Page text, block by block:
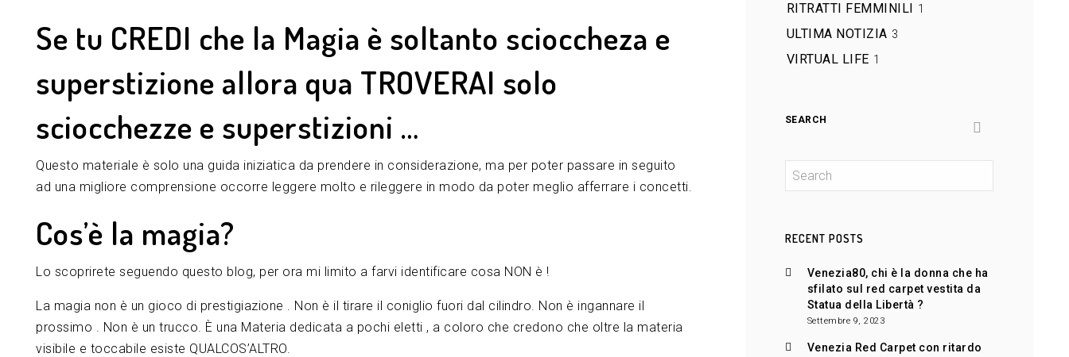
Se tu CREDI che la Magia è soltanto scioccheza e
superstizione allora qua TROVERAI solo
sciocchezze e superstizioni …
Questo materiale è solo una guida iniziatica da prendere in considerazione, ma per poter passare in seguito
ad una migliore comprensione occorre leggere molto e rileggere in modo da poter meglio afferrare i concetti.
Cos’è la magia?
Lo scoprirete seguendo questo blog, per ora mi limito a farvi identificare cosa NON è !
La magia non è un gioco di prestigiazione . Non è il tirare il coniglio fuori dal cilindro. Non è ingannare il
prossimo . Non è un trucco. È una Materia dedicata a pochi eletti , a coloro che credono che oltre la materia
visibile e toccabile esiste QUALCOS’ALTRO.
RITRATTI FEMMINILI 1
ULTIMA NOTIZIA 3
VIRTUAL LIFE 1
SEARCH
RECENT POSTS
Venezia80, chi è la donna che ha
sfilato sul red carpet vestita da
Statua della Libertà ?
Settembre 9, 2023
Venezia Red Carpet con ritardo